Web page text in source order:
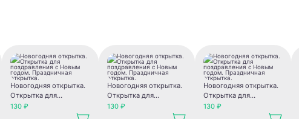
Новогодняя открытка.
Открытка для
поздравления с Новым
годом. Праздничная
130 ₽
Новогодняя открытка.
Открытка для
поздравления с Новым
годом. Праздничная
130 ₽
Новогодняя открытка.
Открытка для
поздравления с Новым
годом. Праздничная
130 ₽